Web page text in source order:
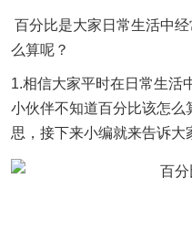
百分比是大家日常生活中
么算呢？
1.相信大家平时在日常生活
小伙伴不知道百分比该怎
思，接下来小编就来告诉大